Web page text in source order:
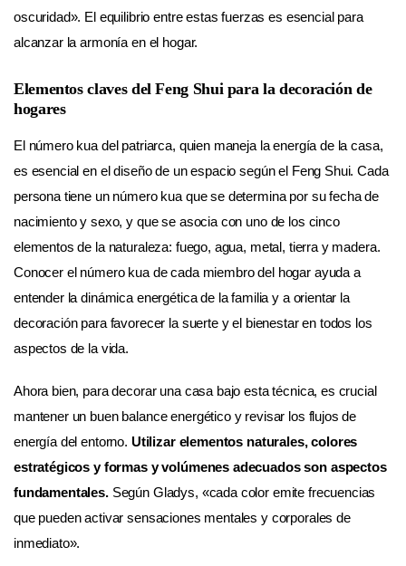
oscuridad». El equilibrio entre estas fuerzas es esencial para
alcanzar la armonía en el hogar.
Elementos claves del Feng Shui para la decoración de
hogares
El número kua del patriarca, quien maneja la energía de la casa,
es esencial en el diseño de un espacio según el Feng Shui. Cada
persona tiene un número kua que se determina por su fecha de
nacimiento y sexo, y que se asocia con uno de los cinco
elementos de la naturaleza: fuego, agua, metal, tierra y madera.
Conocer el número kua de cada miembro del hogar ayuda a
entender la dinámica energética de la familia y a orientar la
decoración para favorecer la suerte y el bienestar en todos los
aspectos de la vida.
Ahora bien, para decorar una casa bajo esta técnica, es crucial
mantener un buen balance energético y revisar los flujos de
energía del entorno. Utilizar elementos naturales, colores
estratégicos y formas y volúmenes adecuados son aspectos
fundamentales. Según Gladys, «cada color emite frecuencias
que pueden activar sensaciones mentales y corporales de
inmediato».